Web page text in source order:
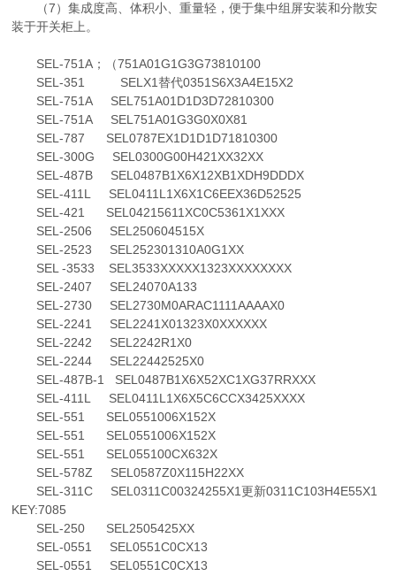
（7）集成度高、体积小、重量轻，便于集中组屏安装和分散安
装于开关柜上。
SEL-751A；（751A01G1G3G73810100
SEL-351 SELX1替代0351S6X3A4E15X2
SEL-751A SEL751A01D1D3D72810300
SEL-751A SEL751A01G3G0X0X81
SEL-787 SEL0787EX1D1D1D71810300
SEL-300G SEL0300G00H421XX32XX
SEL-487B SEL0487B1X6X12XB1XDH9DDDX
SEL-411L SEL0411L1X6X1C6EEX36D52525
SEL-421 SEL04215611XC0C5361X1XXX
SEL-2506 SEL250604515X
SEL-2523 SEL252301310A0G1XX
SEL -3533 SEL3533XXXXX1323XXXXXXXX
SEL-2407 SEL24070A133
SEL-2730 SEL2730M0ARAC1111AAAAX0
SEL-2241 SEL2241X01323X0XXXXXX
SEL-2242 SEL2242R1X0
SEL-2244 SEL22442525X0
SEL-487B-1 SEL0487B1X6X52XC1XG37RRXXX
SEL-411L SEL0411L1X6X5C6CCX3425XXXX
SEL-551 SEL0551006X152X
SEL-551 SEL0551006X152X
SEL-551 SEL055100CX632X
SEL-578Z SEL0587Z0X115H22XX
SEL-311C SEL0311C00324255X1更新0311C103H4E55X1
KEY:7085
SEL-250 SEL2505425XX
SEL-0551 SEL0551C0CX13
SEL-0551 SEL0551C0CX13